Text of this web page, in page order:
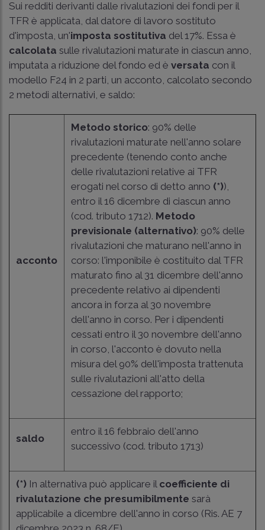
Sui redditi derivanti dalle rivalutazioni dei fondi per il
TFR è applicata, dal datore di lavoro sostituto
d'imposta, un'imposta sostitutiva del 17%. Essa è
calcolata sulle rivalutazioni maturate in ciascun anno,
imputata a riduzione del fondo ed è versata con il
modello F24 in 2 parti, un acconto, calcolato secondo
2 metodi alternativi, e saldo:
acconto
Metodo storico: 90% delle
rivalutazioni maturate nell'anno solare
precedente (tenendo conto anche
delle rivalutazioni relative ai TFR
erogati nel corso di detto anno (*)),
entro il 16 dicembre di ciascun anno
(cod. tributo 1712). Metodo
previsionale (alternativo): 90% delle
rivalutazioni che maturano nell'anno in
corso: l'imponibile è costituito dal TFR
maturato fino al 31 dicembre dell'anno
precedente relativo ai dipendenti
ancora in forza al 30 novembre
dell'anno in corso. Per i dipendenti
cessati entro il 30 novembre dell'anno
in corso, l'acconto è dovuto nella
misura del 90% dell'imposta trattenuta
sulle rivalutazioni all'atto della
cessazione del rapporto;
saldo
entro il 16 febbraio dell'anno
successivo (cod. tributo 1713)
(*) In alternativa può applicare il coefficiente di
rivalutazione che presumibilmente sarà
applicabile a dicembre dell'anno in corso (Ris. AE 7